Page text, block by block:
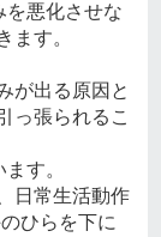
を悪化させな
ます。
が出る原因と
っ張られるこ
す。
日常生活動作
ひらを下に